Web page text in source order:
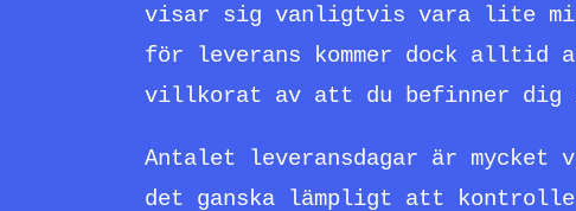
visar sig vanligtvis vara lite
för leverans kommer dock
villkorat av att du befinner dig
Antalet leveransdagar är
det ganska lämpligt att